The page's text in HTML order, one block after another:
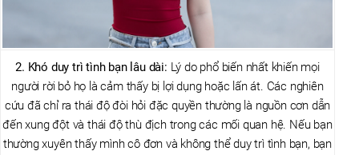
2. Khó duy trì tình bạn lâu dài: Lý do phổ biến nhất khiến mọi
người rời bỏ họ là cảm thấy bị lợi dụng hoặc lấn át. Các nghiên
cứu đã chỉ ra thái độ đòi hỏi đặc quyền thường là nguồn cơn dẫn
đến xung đột và thái độ thù địch trong các mối quan hệ. Nếu bạn
thường xuyên thấy mình cô đơn và không thể duy trì tình bạn, bạn